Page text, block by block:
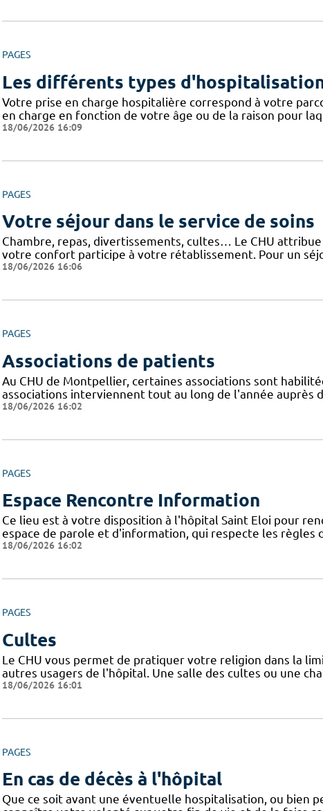
PAGES
Les différents types
Votre prise en charge hospitalière correspond à votre
en charge en fonction de votre âge ou de la raison pour
18/06/2026 16:09
PAGES
Votre séjour dans le service de soins
Chambre, repas, divertissements, cultes… Le CHU
votre confort participe à votre rétablissement. Pour un
18/06/2026 16:06
PAGES
Associations de patients
Au CHU de Montpellier, certaines associations sont
associations interviennent tout au long de l'année auprès
18/06/2026 16:02
PAGES
Espace Rencontre Information
Ce lieu est à votre disposition à l'hôpital Saint Eloi pour
espace de parole et d'information, qui respecte les règles
18/06/2026 16:02
PAGES
Cultes
Le CHU vous permet de pratiquer votre religion dans la
autres usagers de l'hôpital. Une salle des cultes ou une
18/06/2026 16:01
PAGES
En cas de décès à l'hôpital
Que ce soit avant une éventuelle hospitalisation, ou bien